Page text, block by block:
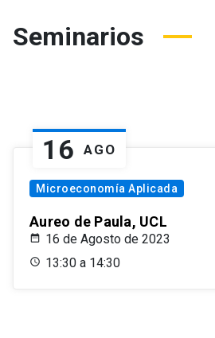
Seminarios
16 AGO
Microeconomía Aplicada
Aureo de Paula, UCL
16 de Agosto de 2023
13:30 a 14:30